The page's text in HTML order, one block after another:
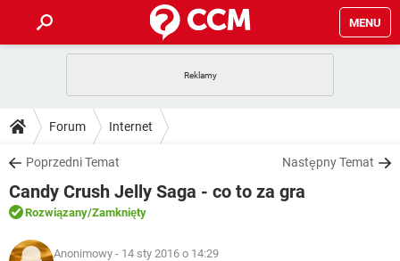
MENU
GRY
SPOTIFY
INSTAGRAM FACEBOOK
WINDOWS 10
PORADY
PlayStation
SPOTIFY
INSTAGRAM
DO POBRANIA
ANDROID TIKTOK
GRY
IOS NETFLIX
FORUM
COVID-19
ARTYKUŁY
Forum Internet
Poprzedni Temat Następny Temat
Candy Crush Jelly Saga - co to za gra
Rozwiązany/Zamknięty
Anonimowy - 14 sty 2016 o 14:29